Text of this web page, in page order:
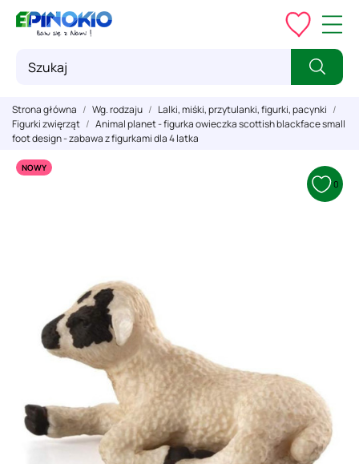
Strona główna Wg. rodzaju
Lalki, miśki, przytulanki, figurki, pacynki
Figurki zwięrząt
Animal planet - figurka owieczka scottish blackface small
foot design - zabawa z figurkami dla 4 latka
NOWY
0